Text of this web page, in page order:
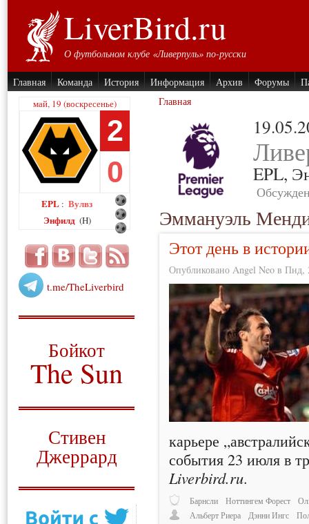
LiverBird.ru
О футбольном клубе «Ливерпуль» по-русски
Главная Команда История Информация Архив Форумы
май, 19 (воскресенье)
2
0
EPL : Вулвз
Энфилд (H)
t.me/TheLiverbird
Бойкот
The Sun
Стивен
Джеррард
Главная
EPL,
Эммануэль
Этот день в
Опубликовано Angel Neo в Пнд,
карьере
события 23 июля в
Liverbird.ru.
Барнсли Ноттингем Форест
Альберт Риера
Дэнни Ингс